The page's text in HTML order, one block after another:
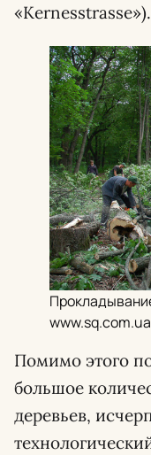
«Kernesstrasse»).
www.sq.com.ua
Помимо этого
большое
деревьев,